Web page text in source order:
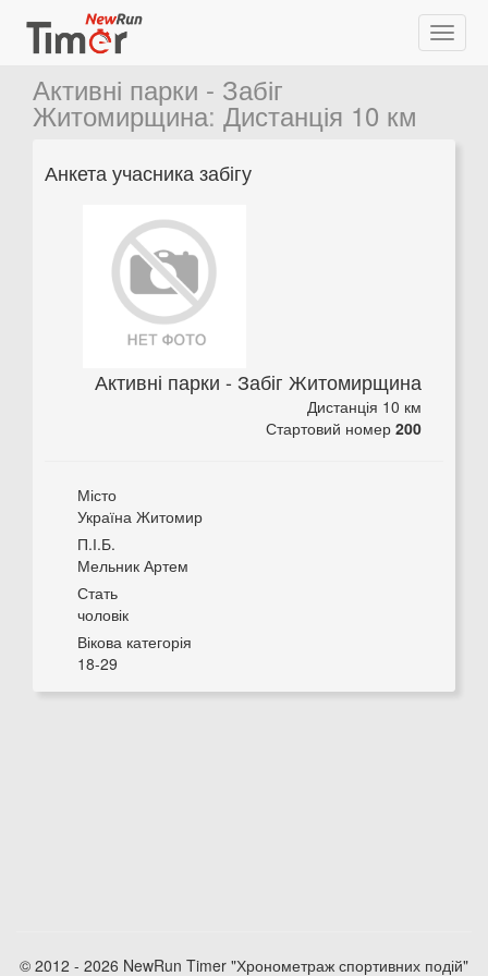
Активні парки - Забіг
Житомирщина: Дистанція 10 км
Анкета учасника забігу
Активні парки - Забіг Житомирщина
Дистанція 10 км
Стартовий номер 200
Місто
Україна Житомир
П.І.Б.
Мельник Артем
Стать
чоловік
Вікова категорія
18-29
© 2012 - 2026 NewRun Timer "Хронометраж спортивних подій"